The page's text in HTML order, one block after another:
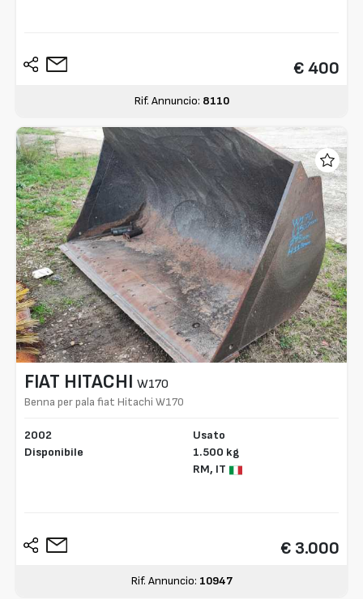
€ 400
Rif. Annuncio: 8110
FIAT HITACHI W170
Benna per pala fiat Hitachi W170
2002
Disponibile
Usato
1.500 kg
RM, IT
€ 3.000
Rif. Annuncio: 10947